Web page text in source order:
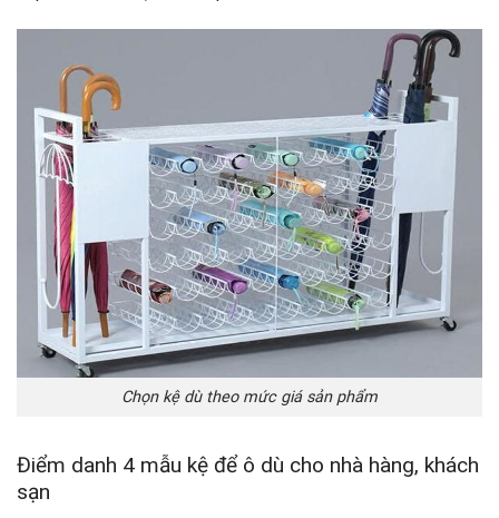
Chọn kệ dù theo mức giá sản phẩm
Điểm danh 4 mẫu kệ để ô dù cho nhà hàng, khách
sạn